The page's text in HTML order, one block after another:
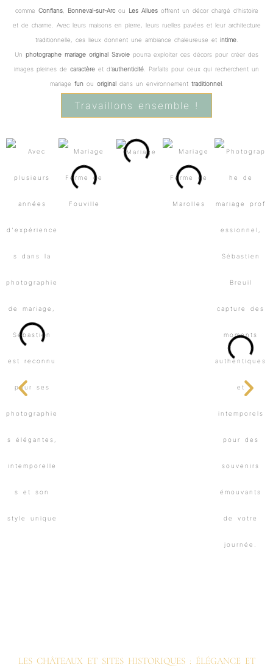
comme Conflans, Bonneval-sur-Arcou Les Alluesoffrent un décor chargé d’histoire
et de charme. Avec leurs maisons en pierre, leurs ruelles pavées et leur architecture
traditionnelle, ces lieux donnent une ambiance chaleureuse et intime.
Un photographe mariage original Savoie pourra exploiter ces décors pour créer des
images pleines de caractère et d’authenticité . Parfaits pour ceux qui recherchent un
mariage funou originaldans un environnement traditionnel.
Travaillons ensemble !
LES CHÂTEAUX ET SITES HISTORIQUES : ÉLÉGANCE ET